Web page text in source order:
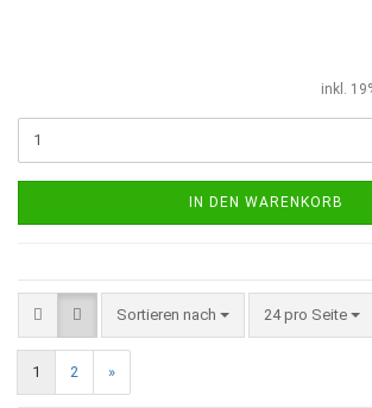
inkl.
IN DEN WARENKORB
Sortieren nach
Sortieren nach 24 pro Seite
pro Seite
1 2 »